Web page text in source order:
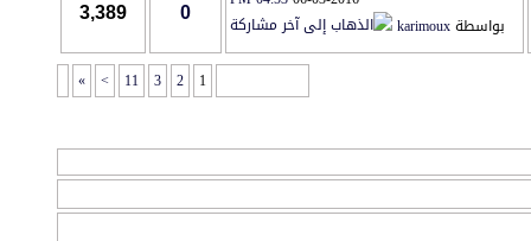
بواسطةkarimoux
0
3,389
1
2
3
11
>
»